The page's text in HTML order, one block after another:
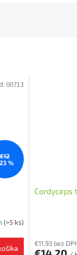
€12
%
(>5 ks)
00713
Cordyceps
€11,93 bez